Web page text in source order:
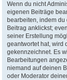
Wenn du nicht
eigenen Beiträge
bearbeiten, indem du
Beitrag anklickst;
seiner Erstellung
geantwortet hat, wird
gekennzeichnet. Es
Bearbeitungen
niemand auf deinen
oder Moderator